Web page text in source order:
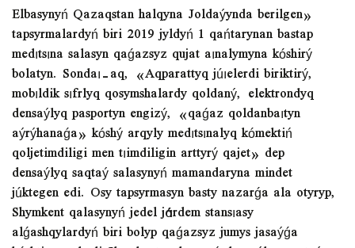
«Elbasynyń Qazaqstan halqyna Joldaýynda berilgen
tapsyrmalardyń biri 2019 jyldyń 1 qańtarynan bastap
medıtsına salasyn qaǵazsyz qujat aınalymyna kóshirý
bolatyn. Sondaı-aq, «Aqparattyq júıelerdi biriktirý,
mobıldik sıfrlyq qosymshalardy qoldaný, elektrondyq
densaýlyq pasportyn engizý, «qaǵaz qoldanbaıtyn
aýrýhanaǵa» kóshý arqyly medıtsınalyq kómektiń
qoljetimdiligi men tıimdiligin arttyrý qajet» dep
densaýlyq saqtaý salasynyń mamandaryna mindet
júktegen edi. Osy tapsyrmasyn basty nazarǵa ala otyryp,
Shymkent qalasynyń jedel járdem stansıasy
alǵashqylardyń biri bolyp qaǵazsyz jumys jasaýǵa